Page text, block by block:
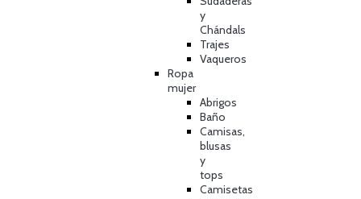
y
Chándals
Trajes
Vaqueros
Ropa
mujer
Abrigos
Baño
Camisas,
blusas
y
tops
Camisetas